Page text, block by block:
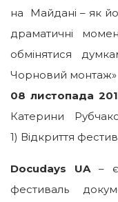
на Майдані – як
драматичні
обмінятися
Чорновий монтаж»
08 листопада
Катерини
1) Відкриття
Docudays UA–
фестиваль